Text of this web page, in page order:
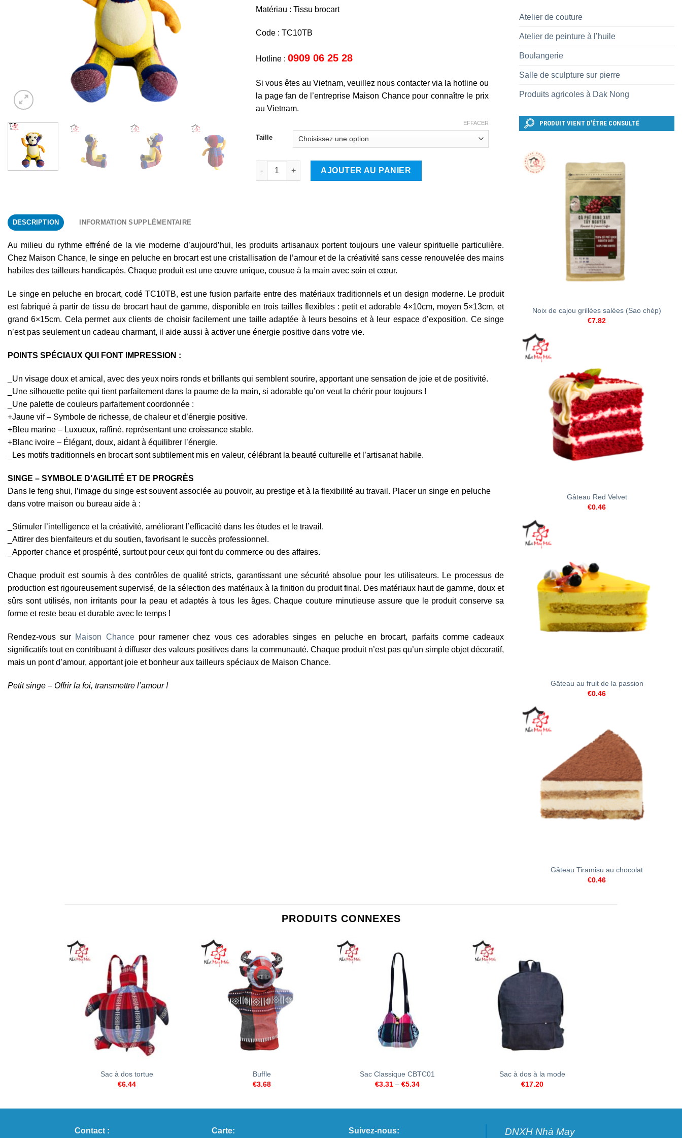
Matériau : Tissu brocart
Code : TC10TB
Hotline : 0909 06 25 28
Si vous êtes au Vietnam, veuillez nous contacter via la hotline ou
la page fan de l’entreprise Maison Chance pour connaître le prix
au Vietnam.
Taille
EFFACER
quantité de Singe
AJOUTER AU PANIER
DESCRIPTION INFORMATION SUPPLÉMENTAIRE
Au milieu du rythme effréné de la vie moderne d’aujourd’hui, les produits artisanaux portent toujours une valeur spirituelle particulière.
Chez Maison Chance, le singe en peluche en brocart est une cristallisation de l’amour et de la créativité sans cesse renouvelée des mains
habiles des tailleurs handicapés. Chaque produit est une œuvre unique, cousue à la main avec soin et cœur.
Le singe en peluche en brocart, codé TC10TB, est une fusion parfaite entre des matériaux traditionnels et un design moderne. Le produit
est fabriqué à partir de tissu de brocart haut de gamme, disponible en trois tailles flexibles : petit et adorable 4×10cm, moyen 5×13cm, et
grand 6×15cm. Cela permet aux clients de choisir facilement une taille adaptée à leurs besoins et à leur espace d’exposition. Ce singe
n’est pas seulement un cadeau charmant, il aide aussi à activer une énergie positive dans votre vie.
POINTS SPÉCIAUX QUI FONT IMPRESSION :
_Un visage doux et amical, avec des yeux noirs ronds et brillants qui semblent sourire, apportant une sensation de joie et de positivité.
_Une silhouette petite qui tient parfaitement dans la paume de la main, si adorable qu’on veut la chérir pour toujours !
_Une palette de couleurs parfaitement coordonnée :
+Jaune vif – Symbole de richesse, de chaleur et d’énergie positive.
+Bleu marine – Luxueux, raffiné, représentant une croissance stable.
+Blanc ivoire – Élégant, doux, aidant à équilibrer l’énergie.
_Les motifs traditionnels en brocart sont subtilement mis en valeur, célébrant la beauté culturelle et l’artisanat habile.
SINGE – SYMBOLE D’AGILITÉ ET DE PROGRÈS
Dans le feng shui, l’image du singe est souvent associée au pouvoir, au prestige et à la flexibilité au travail. Placer un singe en peluche
dans votre maison ou bureau aide à :
_Stimuler l’intelligence et la créativité, améliorant l’efficacité dans les études et le travail.
_Attirer des bienfaiteurs et du soutien, favorisant le succès professionnel.
_Apporter chance et prospérité, surtout pour ceux qui font du commerce ou des affaires.
Chaque produit est soumis à des contrôles de qualité stricts, garantissant une sécurité absolue pour les utilisateurs. Le processus de
production est rigoureusement supervisé, de la sélection des matériaux à la finition du produit final. Des matériaux haut de gamme, doux et
sûrs sont utilisés, non irritants pour la peau et adaptés à tous les âges. Chaque couture minutieuse assure que le produit conserve sa
forme et reste beau et durable avec le temps !
Rendez-vous sur Maison Chancepour ramener chez vous ces adorables singes en peluche en brocart, parfaits comme cadeaux
significatifs tout en contribuant à diffuser des valeurs positives dans la communauté. Chaque produit n’est pas qu’un simple objet décoratif,
mais un pont d’amour, apportant joie et bonheur aux tailleurs spéciaux de Maison Chance.
Petit singe – Offrir la foi, transmettre l’amour !
Atelier de couture
Atelier de peinture à l’huile
Boulangerie
Salle de sculpture sur pierre
Produits agricoles à Dak Nong
PRODUIT VIENT D'ÊTRE CONSULTÉ
Noix de cajou grillées salées (Sao chép)
€7.82
Gâteau Red Velvet
€0.46
Gâteau au fruit de la passion
€0.46
Gâteau Tiramisu au chocolat
€0.46
PRODUITS CONNEXES
Sac à dos tortue
€6.44
Buffle
€3.68
Sac Classique CBTC01
€3.31– €5.34
Sac à dos à la mode
€17.20
Contact : Carte: Suivez-nous: DNXH Nhà May